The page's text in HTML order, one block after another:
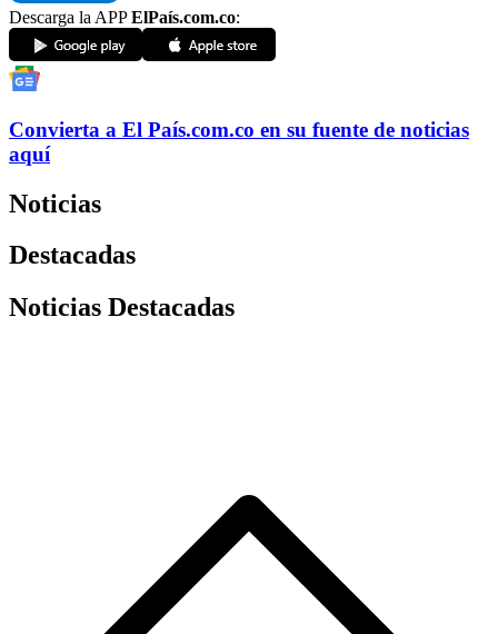
Descarga la APPElPaís.com.co:
Convierta a El País.com.co en su fuente de noticias
aquí
Noticias
Destacadas
Noticias Destacadas